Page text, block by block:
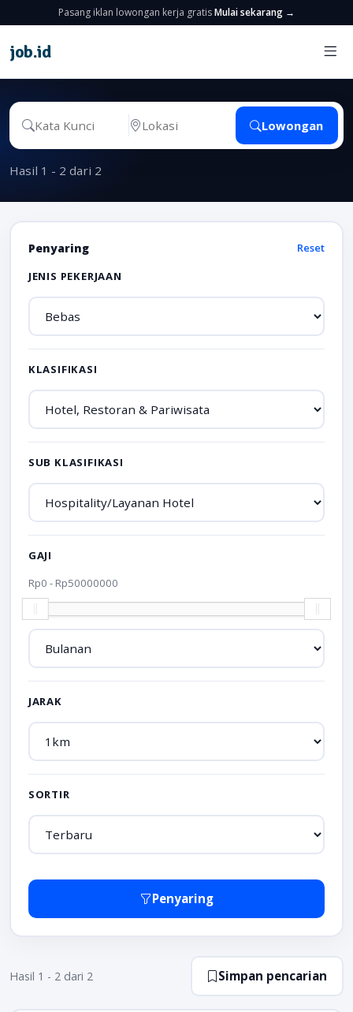
Pasang iklan lowongan kerja gratisMulai sekarang →
job.id
Lowongan
Hasil 1 - 2 dari 2
Penyaring
Reset
JENIS PEKERJAAN
KLASIFIKASI
SUB KLASIFIKASI
GAJI
Rp0 - Rp50000000
JARAK
SORTIR
Penyaring
Hasil 1 - 2 dari 2 Simpan pencarian